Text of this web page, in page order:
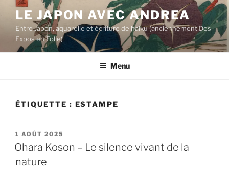
Aller
contenu
principal
LE JAPON AVEC ANDREA
Entre Japon, aquarelle et écriture de haiku (anciennement Des
Expos en Folie)
Menu
ÉTIQUETTE : ESTAMPE
PUBLIÉ
LE
1 AOÛT 2025
Ohara Koson – Le silence vivant de la
nature